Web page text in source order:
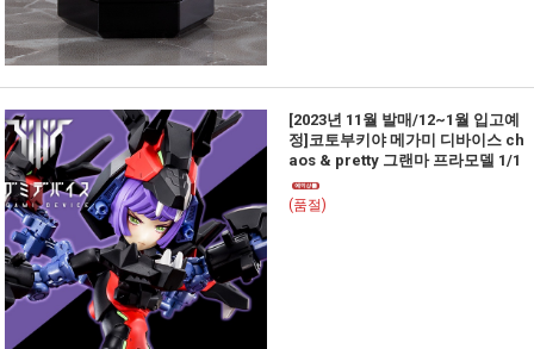
[2023년 11월 발매/12~1월 입고예
정]코토부키야 메가미 디바이스 ch
aos & pretty 그랜마 프라모델 1/1
(품절)